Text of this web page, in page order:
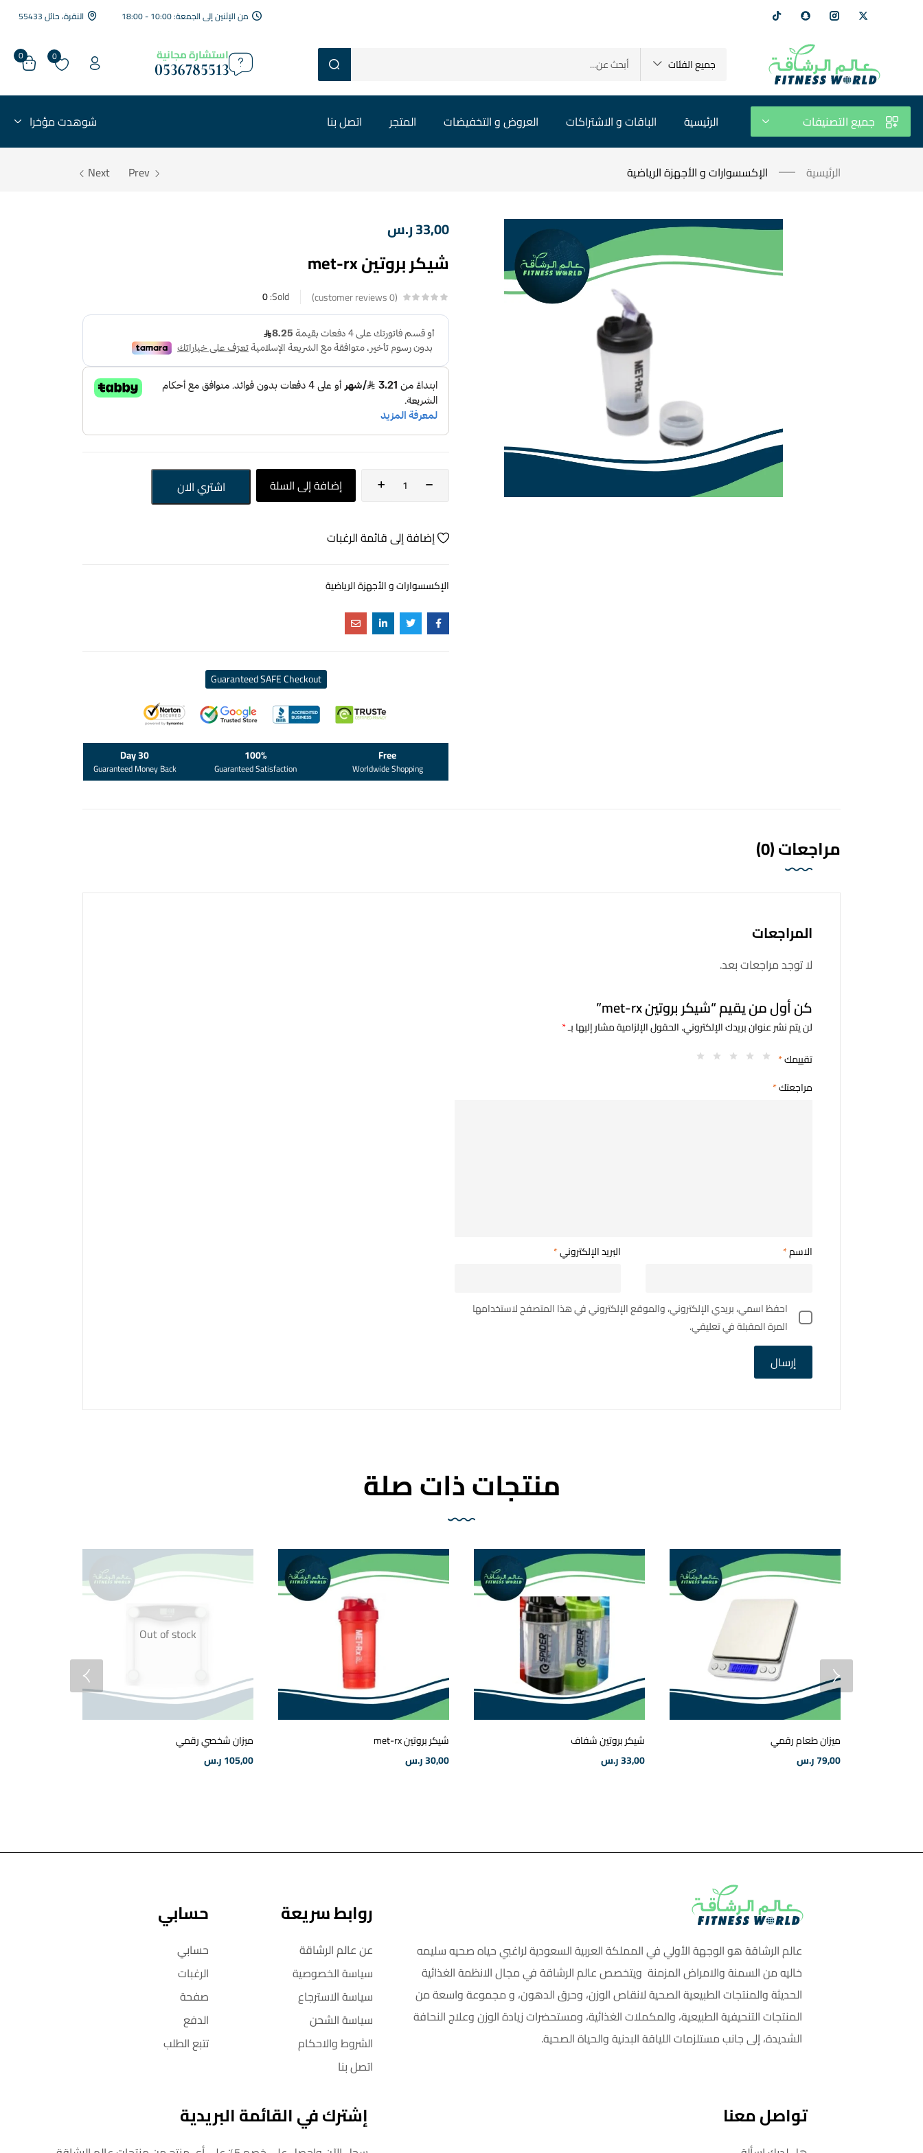
من الإثنين إلى الجمعة: 10:00 - 18:00 النقرة، حائل 55433
جميع الفئات استشارة مجانية
0536785513
0
0
جميع التصنيفات الرئيسية الباقات و الاشتراكات العروض و التخفيضات المتجر اتصل بنا شوهدت مؤخرا
الرئيسية الإكسسوارات و الأجهزة الرياضية Prev
Next
33,00ر.س
شيكر بروتين met-rx
0
Sold:
0
إضافة إلى السلة اشتري الان
إضافة إلى قائمة الرغبات
الإكسسوارات و الأجهزة الرياضية
Guaranteed SAFE Checkout
Free
Worldwide Shopping
100%
Guaranteed Satisfaction
30 Day
Guaranteed Money Back
مراجعات (0)
المراجعات
لا توجد مراجعات بعد.
كن أول من يقيم “شيكر بروتين met-rx”
لن يتم نشر عنوان بريدك الإلكتروني.الحقول الإلزامية مشار إليها بـ*
تقييمك*
مراجعتك*
الاسم* البريد الإلكتروني*
احفظ اسمي، بريدي الإلكتروني، والموقع الإلكتروني في هذا المتصفح لاستخدامها
المرة المقبلة في تعليقي.
منتجات ذات صلة
ميزان طعام رقمي
79,00ر.س
شيكر بروتين شفاف
33,00ر.س
شيكر بروتين met-rx
30,00ر.س
Out of stock
ميزان شخصي رقمي
105,00ر.س
عالم الرشاقة هو الوجهة الأولي في المملكة العربية السعودية لراغبي حياه صحيه سليمه
خاليه من السمنة والامراض المزمنة ويتخصص عالم الرشاقة في مجال الانظمة الغذائية
الحديثة والمنتجات الطبيعية الصحية لانقاص الوزن، وحرق الدهون، و مجموعة واسعة من
المنتجات التنحيفية الطبيعية، والمكملات الغذائية، ومستحضرات زيادة الوزن وعلاج النحافة
الشديدة، إلى جانب مستلزمات اللياقة البدنية والحياة الصحية.
روابط سريعة
عن عالم الرشاقة
سياسة الخصوصية
سياسة الاسترجاع
سياسة الشحن
الشروط والاحكام
اتصل بنا
حسابي
حسابي
الرغبات
صفحة
الدفع
تتبع الطلب
تواصل معنا إشترك في القائمة البريدية